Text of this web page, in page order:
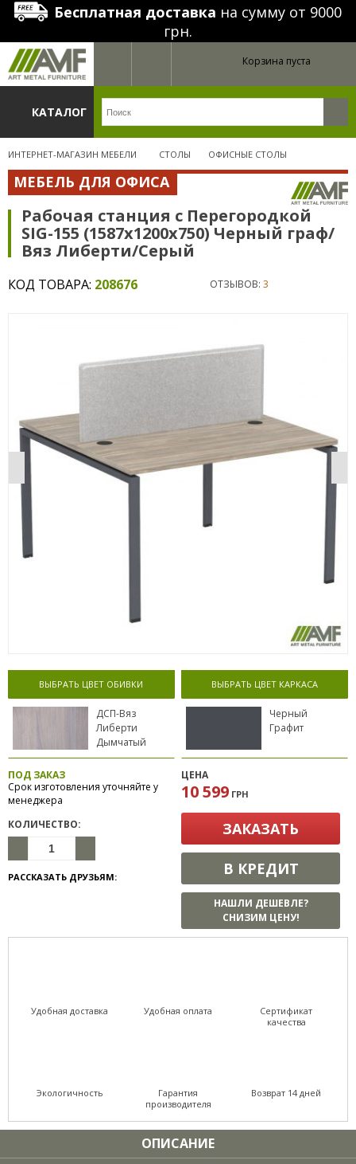
Бесплатная доставка на сумму от 9000
грн.
Корзина пуста
КАТАЛОГ
ИНТЕРНЕТ-МАГАЗИН МЕБЕЛИ СТОЛЫ ОФИСНЫЕ СТОЛЫ
МЕБЕЛЬ ДЛЯ ОФИСА
Рабочая станция с Перегородкой
SIG-155 (1587х1200х750) Черный граф/
Вяз Либерти/Серый
КОД ТОВАРА: 208676 ОТЗЫВОВ: 3
ВЫБРАТЬ ЦВЕТ ОБИВКИ
ДСП-Вяз
Либерти
Дымчатый
ВЫБРАТЬ ЦВЕТ КАРКАСА
Черный
Графит
ПОД ЗАКАЗ
Срок изготовления уточняйте у
менеджера
КОЛИЧЕСТВО:
РАССКАЗАТЬ ДРУЗЬЯМ:
ЦЕНА
10 599 ГРН
ЗАКАЗАТЬ
В КРЕДИТ
НАШЛИ ДЕШЕВЛЕ?
СНИЗИМ ЦЕНУ!
Удобная доставка Удобная оплата
Сертификат
качества
Экологичность
Гарантия
производителя
Возврат 14 дней
ОПИСАНИЕ